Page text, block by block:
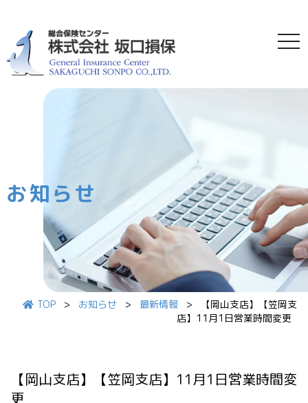
内容をスキップ
お知らせ
TOP > お知らせ > 最新情報 >
【岡山支店】【笠岡支
店】11月1日営業時間変更
【岡山支店】【笠岡支店】11月1日営業時間変
更